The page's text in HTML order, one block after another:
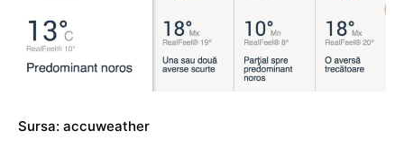
Sursa: accuweather